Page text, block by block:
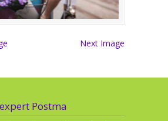
Next Image
Postma